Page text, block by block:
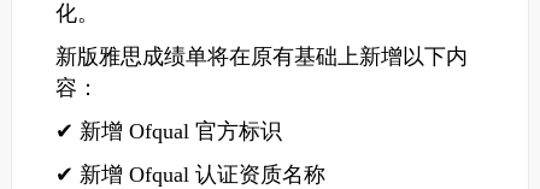
化。
新版雅思成绩单将在原有基础上新增以下内
容：
✔ 新增 Ofqual 官方标识
✔ 新增 Ofqual 认证资质名称